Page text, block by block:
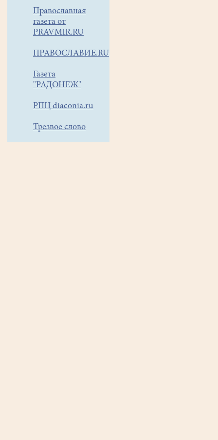
Православная
газета от
PRAVMIR.RU
ПРАВОСЛАВИЕ.RU
Газета
"РАДОНЕЖ"
РПЦ diaconia.ru
Трезвое слово